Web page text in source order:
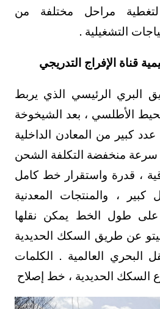
مراحل مختلفة من
التشغيلية .
قناة الإفراج التدريجي
البري الرئيسي الذي يربط
الأطلسي ، بعد الشيخوخة
كبير من المعادن الداخلية
سرعة منخفضة التكلفة الشحن
، قدرة واستقرار خط كامل
، والمنتجات المعدنية
على طول الخط يمكن نقلها
عن طريق السكك الحديدية
البحري العالمية . الكلمات
السكك الحديدية ، خط إصلاح